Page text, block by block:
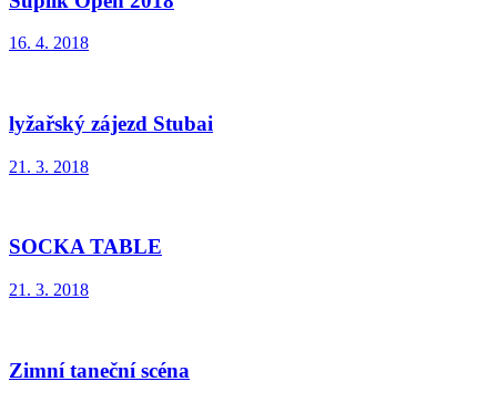
16. 4. 2018
lyžařský zájezd Stubai
21. 3. 2018
SOCKA TABLE
21. 3. 2018
Zimní taneční scéna